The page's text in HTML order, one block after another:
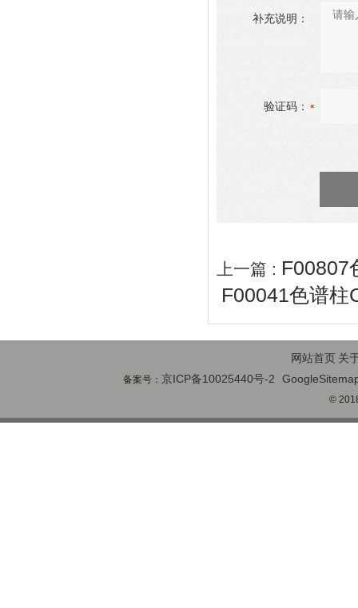
补充说明：
验证码：
上一篇 : F00807
F00041色谱柱
网站首页 关
备案号： 京ICP备10025440号-2
©